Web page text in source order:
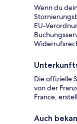
Wenn du
EU-
Die offizielle
von der
France,
Auch